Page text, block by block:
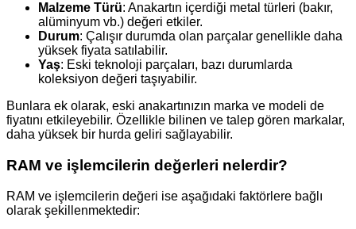
Malzeme Türü: Anakartın içerdiği metal türleri (bakır,
alüminyum vb.) değeri etkiler.
Durum: Çalışır durumda olan parçalar genellikle daha
yüksek fiyata satılabilir.
Yaş: Eski teknoloji parçaları, bazı durumlarda
koleksiyon değeri taşıyabilir.
Bunlara ek olarak, eski anakartınızın marka ve modeli de
fiyatını etkileyebilir. Özellikle bilinen ve talep gören markalar,
daha yüksek bir hurda geliri sağlayabilir.
RAM ve işlemcilerin değerleri nelerdir?
RAM ve işlemcilerin değeri ise aşağıdaki faktörlere bağlı
olarak şekillenmektedir: